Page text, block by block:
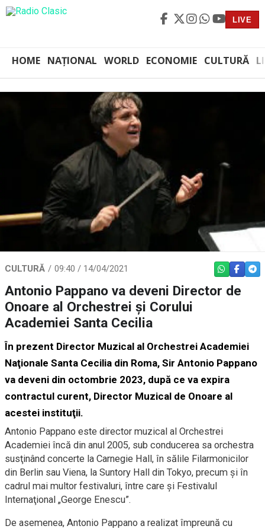
LIVE
HOME NAȚIONAL WORLD ECONOMIE CULTURĂ
CULTURĂ 09:40 / 14/04/2021 WHATSAPP
Antonio Pappano va deveni Director de
Onoare al Orchestrei și Corului
Academiei Santa Cecilia
În prezent Director Muzical al Orchestrei Academiei
Naţionale Santa Cecilia din Roma, Sir Antonio Pappano
va deveni din octombrie 2023, după ce va expira
contractul curent, Director Muzical de Onoare al
acestei instituţii.
Antonio Pappano este director muzical al Orchestrei
Academiei încă din anul 2005, sub conducerea sa orchestra
susţinând concerte la Carnegie Hall, în sălile Filarmonicilor
din Berlin sau Viena, la Suntory Hall din Tokyo, precum şi în
cadrul mai multor festivaluri, între care şi Festivalul
Internaţional „George Enescu”.
De asemenea, Antonio Pappano a realizat împreună cu